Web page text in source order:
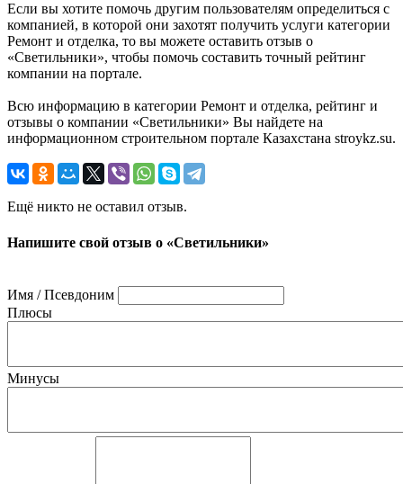
Если вы хотите помочь другим пользователям определиться с
компанией, в которой они захотят получить услуги категории
Ремонт и отделка, то вы можете оставить отзыв о
«Светильники», чтобы помочь составить точный рейтинг
компании на портале.
Всю информацию в категории Ремонт и отделка, рейтинг и
отзывы о компании «Светильники» Вы найдете на
информационном строительном портале Казахстана stroykz.su.
Ещё никто не оставил отзыв.
Напишите свой отзыв о «Светильники»
Имя / Псевдоним
Плюсы
Минусы